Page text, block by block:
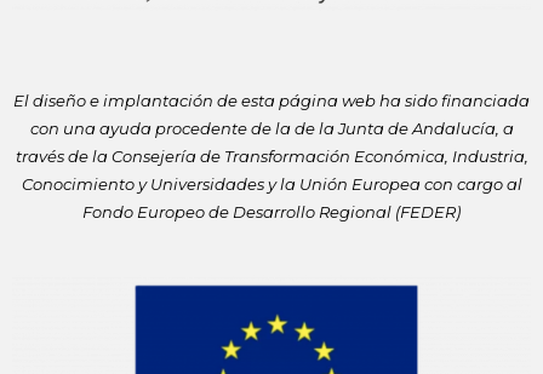
El diseño e implantación de esta página web ha sido financiada
con una ayuda procedente de la de la Junta de Andalucía, a
través de laConsejería de Transformación Económica, Industria,
Conocimiento yUniversidades y la Unión Europea con cargo al
Fondo Europeo de Desarrollo Regional (FEDER)